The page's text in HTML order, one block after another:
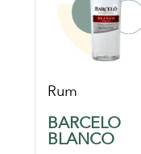
Rum
BARCELO
BLANCO